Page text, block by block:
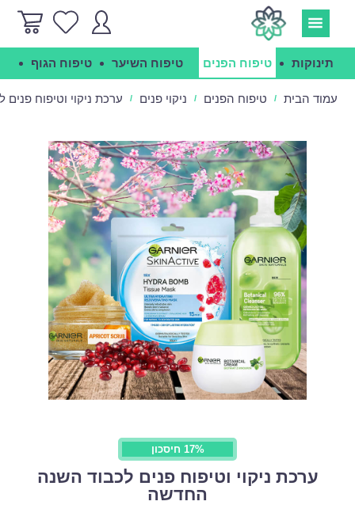
תינוקות טיפוח הפנים טיפוח השיער טיפוח הגוף
עמוד הבית / טיפוח הפנים / ניקוי פנים / ערכת ניקוי וטיפוח
17% חיסכון
ערכת ניקוי וטיפוח פנים לכבוד השנה
החדשה